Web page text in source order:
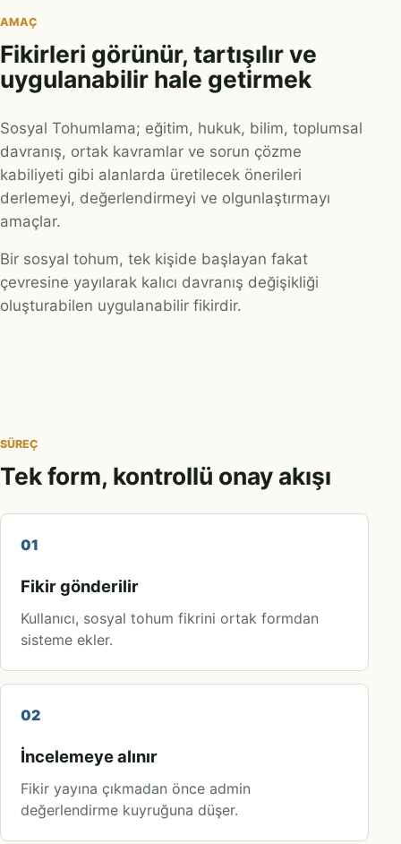
AMAÇ
Fikirleri görünür, tartışılır ve
uygulanabilir hale getirmek
Sosyal Tohumlama; eğitim, hukuk, bilim, toplumsal
davranış, ortak kavramlar ve sorun çözme
kabiliyeti gibi alanlarda üretilecek önerileri
derlemeyi, değerlendirmeyi ve olgunlaştırmayı
amaçlar.
Bir sosyal tohum, tek kişide başlayan fakat
çevresine yayılarak kalıcı davranış değişikliği
oluşturabilen uygulanabilir fikirdir.
SÜREÇ
Tek form, kontrollü onay akışı
01
Fikir gönderilir
Kullanıcı, sosyal tohum fikrini ortak formdan
sisteme ekler.
02
İncelemeye alınır
Fikir yayına çıkmadan önce admin
değerlendirme kuyruğuna düşer.